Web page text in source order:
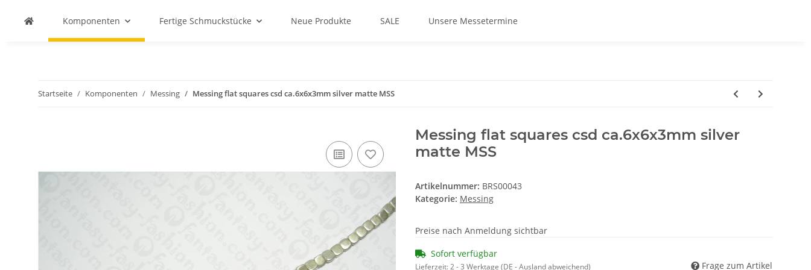
Komponenten Fertige Schmuckstücke Neue Produkte SALE Unsere Messetermine
Startseite Komponenten Messing Messing flat squares csd ca.6x6x3mm silver matte MSS
Messing flat squares csd ca.6x6x3mm silver
matte MSS
Artikelnummer: BRS00043
Kategorie: Messing
Preise nach Anmeldung sichtbar
Sofort verfügbar
Lieferzeit:2 - 3 Werktage (DE - Ausland abweichend) Frage zum Artikel